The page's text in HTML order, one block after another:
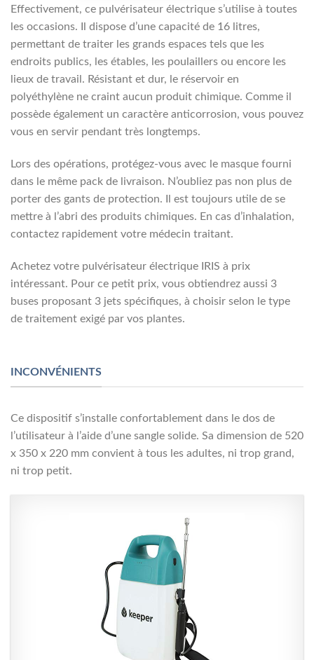
Effectivement, ce pulvérisateur électrique s’utilise à toutes
les occasions. Il dispose d’une capacité de 16 litres,
permettant de traiter les grands espaces tels que les
endroits publics, les étables, les poulaillers ou encore les
lieux de travail. Résistant et dur, le réservoir en
polyéthylène ne craint aucun produit chimique. Comme il
possède également un caractère anticorrosion, vous pouvez
vous en servir pendant très longtemps.
Lors des opérations, protégez-vous avec le masque fourni
dans le même pack de livraison. N’oubliez pas non plus de
porter des gants de protection. Il est toujours utile de se
mettre à l’abri des produits chimiques. En cas d’inhalation,
contactez rapidement votre médecin traitant.
Achetez votre pulvérisateur électrique IRIS à prix
intéressant. Pour ce petit prix, vous obtiendrez aussi 3
buses proposant 3 jets spécifiques, à choisir selon le type
de traitement exigé par vos plantes.
INCONVÉNIENTS
Ce dispositif s’installe confortablement dans le dos de
l’utilisateur à l’aide d’une sangle solide. Sa dimension de 520
x 350 x 220 mm convient à tous les adultes, ni trop grand,
ni trop petit.